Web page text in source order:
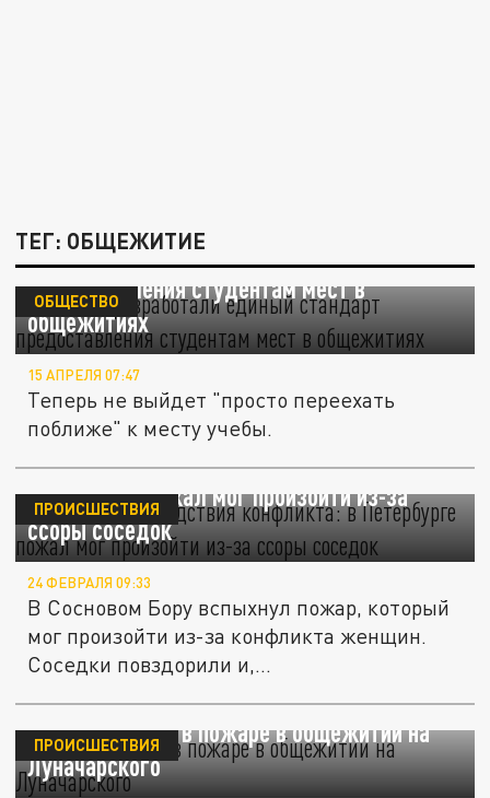
ТЕГ: ОБЩЕЖИТИЕ
В России разработали единый стандарт
предоставления студентам мест в
общежитиях
ОБЩЕСТВО
15 АПРЕЛЯ 07:47
Теперь не выйдет "просто переехать
поближе" к месту учебы.
Страшные последствия конфликта: в
Петербурге пожал мог произойти из-за
ссоры соседок
ПРОИСШЕСТВИЯ
24 ФЕВРАЛЯ 09:33
В Сосновом Бору вспыхнул пожар, который
мог произойти из-за конфликта женщин.
Соседки повздорили и,...
Мужчина погиб в пожаре в общежитии на
Луначарского
ПРОИСШЕСТВИЯ